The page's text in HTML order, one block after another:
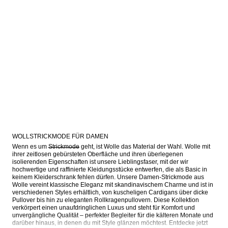
WOLLSTRICKMODE FÜR DAMEN
Wenn es um Strickmode geht, ist Wolle das Material der Wahl. Wolle mit
ihrer zeitlosen gebürsteten Oberfläche und ihren überlegenen
isolierenden Eigenschaften ist unsere Lieblingsfaser, mit der wir
hochwertige und raffinierte Kleidungsstücke entwerfen, die als Basic in
keinem Kleiderschrank fehlen dürfen. Unsere Damen-Strickmode aus
Wolle vereint klassische Eleganz mit skandinavischem Charme und ist in
verschiedenen Styles erhältlich, von kuscheligen Cardigans über dicke
Pullover bis hin zu eleganten Rollkragenpullovern. Diese Kollektion
verkörpert einen unaufdringlichen Luxus und steht für Komfort und
unvergängliche Qualität – perfekter Begleiter für die kälteren Monate und
darüber hinaus, in denen du mit Style glänzen möchtest. Entdecke jetzt